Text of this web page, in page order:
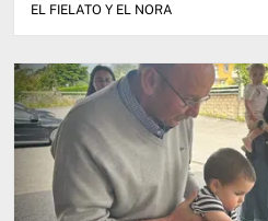
EL FIELATO Y EL NORA